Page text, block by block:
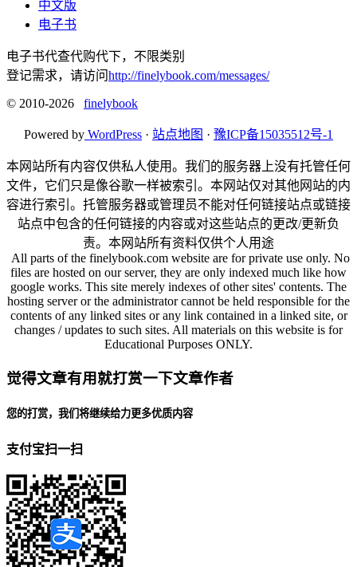
中文版
电子书
电子书代查代购代下，不限类别
登记需求，请访问http://finelybook.com/messages/
© 2010-2026 finelybook
Powered by WordPress · 站点地图 · 豫ICP备15035512号-1
本网站所有内容仅供私人使用。我们的服务器上没有托管任何
文件，它们只是像谷歌一样被索引。本网站仅对其他网站的内
容进行索引。托管服务器或管理员不能对任何链接站点或链接
站点中包含的任何链接的内容或对这些站点的更改/更新负
责。本网站所有资料仅供个人用途
All parts of the finelybook.com website are for private use only. No
files are hosted on our server, they are only indexed much like how
google works. This site merely indexes of other sites' contents. The
hosting server or the administrator cannot be held responsible for the
contents of any linked sites or any link contained in a linked site, or
changes / updates to such sites. All materials on this website is for
Educational Purposes ONLY.
觉得文章有用就打赏一下文章作者
您的打赏，我们将继续给力更多优质内容
支付宝扫一扫